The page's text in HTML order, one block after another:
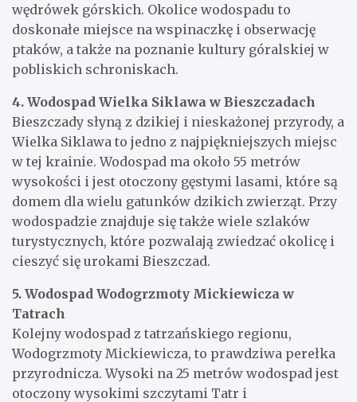
wędrówek górskich. Okolice wodospadu to
doskonałe miejsce na wspinaczkę i obserwację
ptaków, a także na poznanie kultury góralskiej w
pobliskich schroniskach.
4. Wodospad Wielka Siklawa w Bieszczadach
Bieszczady słyną z dzikiej i nieskażonej przyrody, a
Wielka Siklawa to jedno z najpiękniejszych miejsc
w tej krainie. Wodospad ma około 55 metrów
wysokości i jest otoczony gęstymi lasami, które są
domem dla wielu gatunków dzikich zwierząt. Przy
wodospadzie znajduje się także wiele szlaków
turystycznych, które pozwalają zwiedzać okolicę i
cieszyć się urokami Bieszczad.
5. Wodospad Wodogrzmoty Mickiewicza w
Tatrach
Kolejny wodospad z tatrzańskiego regionu,
Wodogrzmoty Mickiewicza, to prawdziwa perełka
przyrodnicza. Wysoki na 25 metrów wodospad jest
otoczony wysokimi szczytami Tatr i